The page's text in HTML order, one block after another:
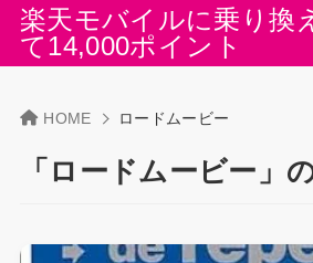
楽天モバイルに乗り換え
て14,000ポイント
HOME ロードムービー
「ロードムービー」